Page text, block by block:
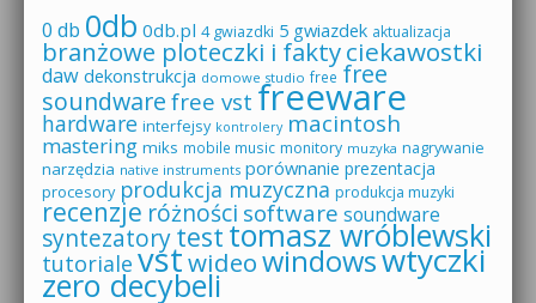
0 db 0db 0db.pl 4 gwiazdki 5 gwiazdek aktualizacja
branżowe ploteczki i faktyciekawostki
daw dekonstrukcja domowe studio free free
soundware free vst freeware
hardware interfejsy kontrolery macintosh
mastering miks mobile music monitory muzyka nagrywanie
narzędzia native instruments porównanie prezentacja
procesory produkcja muzyczna produkcja muzyki
recenzje różności software soundware
syntezatorytesttomasz wróblewski
tutoriale vstwideowindowswtyczki
zero decybeli